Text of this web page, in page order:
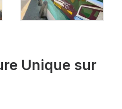
Unique sur